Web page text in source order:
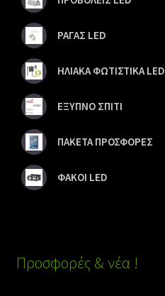
ΡΑΓΑΣ LED
ΗΛΙΑΚΑ ΦΩΤΙΣΤΙΚΑ LED
ΕΞΥΠΝΟ ΣΠΙΤΙ
ΠΑΚΕΤΑ ΠΡΟΣΦΟΡΕΣ
ΦΑΚΟΙ LED
Προσφορές & νέα !